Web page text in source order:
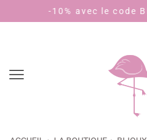
code BIENVENUE